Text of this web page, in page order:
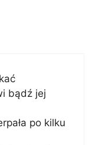
bądź jej
po kilku